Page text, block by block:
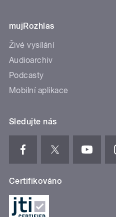
mujRozhlas
Živé vysílání
Audioarchiv
Podcasty
Mobilní aplikace
Sledujte nás
Certifikováno